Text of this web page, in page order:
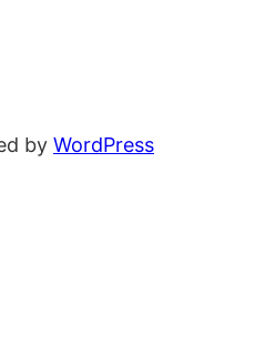
by WordPress